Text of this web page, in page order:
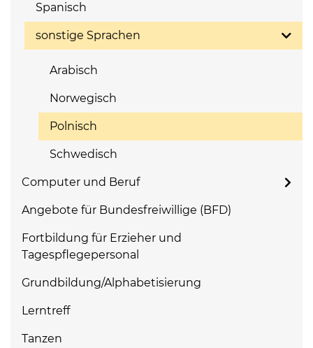
Spanisch
sonstige Sprachen
Arabisch
Norwegisch
Polnisch
Schwedisch
Computer und Beruf
Angebote für Bundesfreiwillige (BFD)
Fortbildung für Erzieher und
Tagespflegepersonal
Grundbildung/Alphabetisierung
Lerntreff
Tanzen